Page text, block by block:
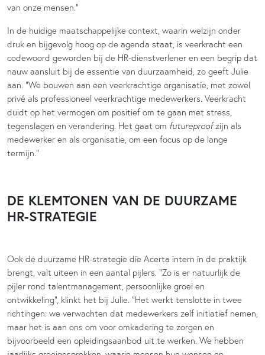
van onze mensen.”
In de huidige maatschappelijke context, waarin welzijn onder
druk en bijgevolg hoog op de agenda staat, is veerkracht een
codewoord geworden bij de HR-dienstverlener en een begrip dat
nauw aansluit bij de essentie van duurzaamheid, zo geeft Julie
aan. “We bouwen aan een veerkrachtige organisatie, met zowel
privé als professioneel veerkrachtige medewerkers. Veerkracht
duidt op het vermogen om positief om te gaan met stress,
tegenslagen en verandering. Het gaat om futureproofzijn als
medewerker en als organisatie, om een focus op de lange
termijn.”
DE KLEMTONEN VAN DE DUURZAME
HR-STRATEGIE
Ook de duurzame HR-strategie die Acerta intern in de praktijk
brengt, valt uiteen in een aantal pijlers. “Zo is er natuurlijk de
pijler rond talentmanagement, persoonlijke groei en
ontwikkeling”, klinkt het bij Julie. “Het werkt tenslotte in twee
richtingen: we verwachten dat medewerkers zelf initiatief nemen,
maar het is aan ons om voor omkadering te zorgen en
bijvoorbeeld een opleidingsaanbod uit te werken. We hebben